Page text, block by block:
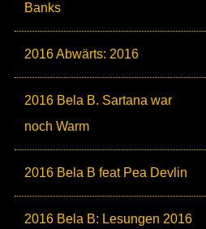
Banks
2016 Abwärts: 2016
2016 Bela B. Sartana war
noch Warm
2016 Bela B feat Pea Devlin
2016 Bela B: Lesungen 2016